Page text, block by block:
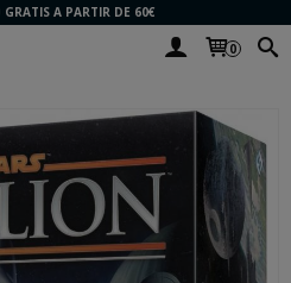
A PARTIR DE 60€
0